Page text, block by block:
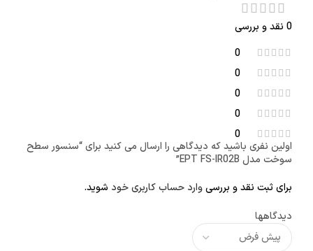
0 نقد و بررسی
0
0
0
0
0
دیدگاهها
اولین نفری باشید که دیدگاهی را ارسال می کنید برای “سنسور سطح
سوخت مدل EPT FS-IR02B”
برای ثبت نقد و بررسیوارد حساب کاربری خود شوید.